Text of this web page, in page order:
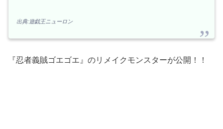
出典:遊戯王ニューロン
『忍者義賊ゴエゴエ』のリメイクモンスターが公開！！